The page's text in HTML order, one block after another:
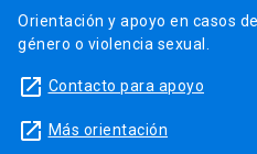
Orientación y apoyo en casos
género o violencia sexual.
launch Contacto para apoyo
launch Más orientación